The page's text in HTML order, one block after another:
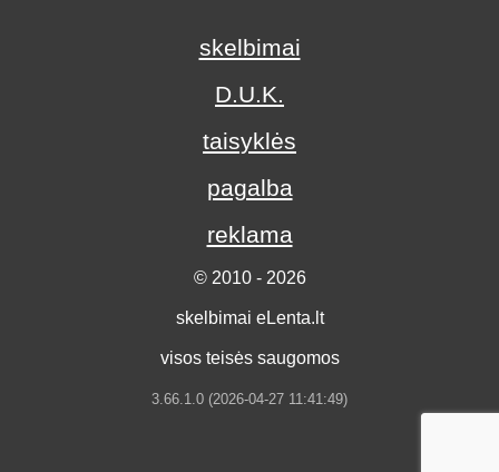
skelbimai
D.U.K.
taisyklės
pagalba
reklama
© 2010 - 2026
skelbimai eLenta.lt
visos teisės saugomos
3.66.1.0 (2026-04-27 11:41:49)